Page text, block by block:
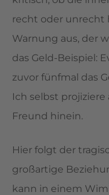
recht oder unrecht
Warnung aus, der
das Geld-Beispiel:
zuvor fünfmal das
Ich selbst
Freund hinein.
Hier folgt der
großartige
kann in einem